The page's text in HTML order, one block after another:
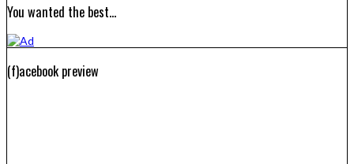
You wanted the best…
(f)acebook preview